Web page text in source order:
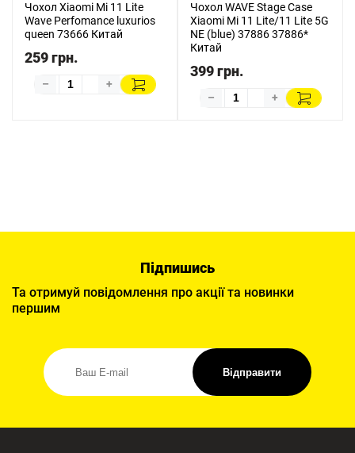
Чохол Xiaomi Mi 11 Lite
Wave Perfomance luxurios
queen 73666 Китай
259 грн.
– +
Чохол WAVE Stage Case
Xiaomi Mi 11 Lite/11 Lite 5G
NE (blue) 37886 37886*
Китай
399 грн.
– +
Підпишись
Та отримуй повідомлення про акції та новинки
першим
Відправити